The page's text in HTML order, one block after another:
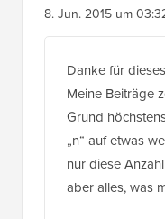
8. Jun. 2015 um
Danke für
Meine Beiträge
Grund
„n“ auf etwas
nur diese
aber alles, was